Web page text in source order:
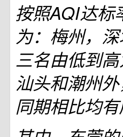
按照AQI达标
为：梅州，
三名由低到
汕头和潮州
同期相比均